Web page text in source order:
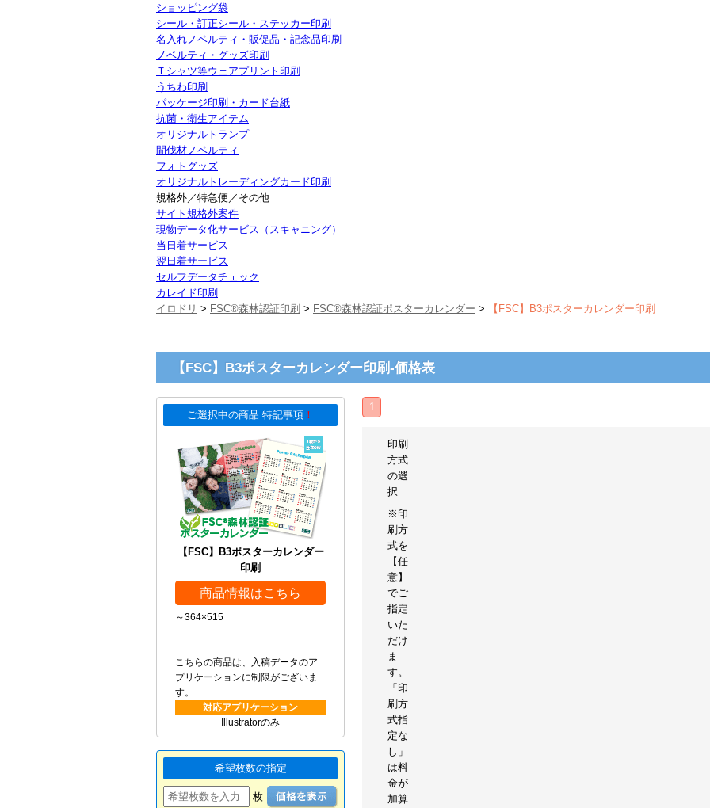
ショッピング袋
シール・訂正シール・ステッカー印刷
名入れノベルティ・販促品・記念品印刷
ノベルティ・グッズ印刷
Ｔシャツ等ウェアプリント印刷
うちわ印刷
パッケージ印刷・カード台紙
抗菌・衛生アイテム
オリジナルトランプ
間伐材ノベルティ
フォトグッズ
オリジナルトレーディングカード印刷
規格外／特急便／その他
サイト規格外案件
現物データ化サービス（スキャニング）
当日着サービス
翌日着サービス
セルフデータチェック
カレイド印刷
イロドリ > FSC®森林認証印刷 > FSC®森林認証ポスターカレンダー > 【FSC】B3ポスターカレンダー印刷
【FSC】B3ポスターカレンダー印刷-価格表
ご選択中の商品 特記事項 ！
【FSC】B3ポスターカレンダー
印刷
商品情報はこちら
～364×515
こちらの商品は、入稿データのア
プリケーションに制限がございま
す。
対応アプリケーション
Illustratorのみ
希望枚数の指定
枚
1
印刷
方式
の選
択
※印
刷方
式を
【任
意】
でご
指定
いた
だけ
ま
す。
「印
刷方
式指
定な
し」
は料
金が
加算